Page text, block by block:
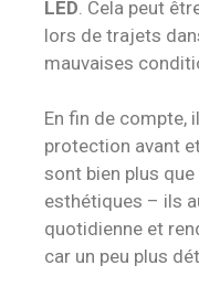
LED . Cela peut
lors de trajets
mauvaises
En fin de compte,
protection avant
sont bien plus
esthétiques – ils
quotidienne et
car un peu plus